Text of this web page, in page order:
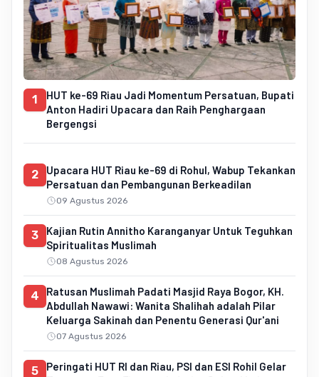
1
HUT ke-69 Riau Jadi Momentum Persatuan, Bupati
Anton Hadiri Upacara dan Raih Penghargaan
Bergengsi
2
Upacara HUT Riau ke-69 di Rohul, Wabup Tekankan
Persatuan dan Pembangunan Berkeadilan
09 Agustus 2026
3
Kajian Rutin Annitho Karanganyar Untuk Teguhkan
Spiritualitas Muslimah
08 Agustus 2026
4
Ratusan Muslimah Padati Masjid Raya Bogor, KH.
Abdullah Nawawi: Wanita Shalihah adalah Pilar
Keluarga Sakinah dan Penentu Generasi Qur'ani
07 Agustus 2026
5
Peringati HUT RI dan Riau, PSI dan ESI Rohil Gelar